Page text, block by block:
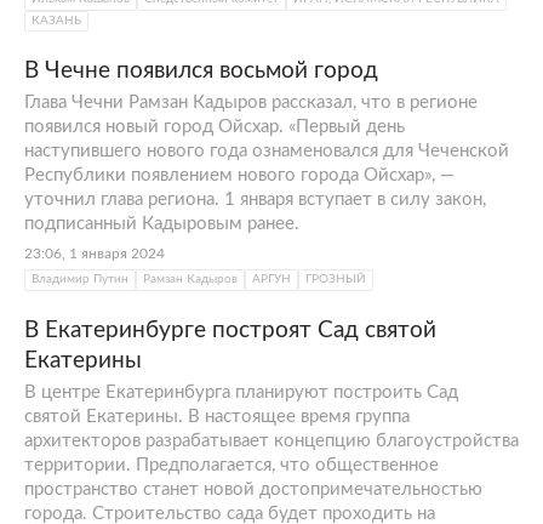
КАЗАНЬ
В Чечне появился восьмой город
Глава Чечни Рамзан Кадыров рассказал, что в регионе
появился новый город Ойсхар. «Первый день
наступившего нового года ознаменовался для Чеченской
Республики появлением нового города Ойсхар», —
уточнил глава региона. 1 января вступает в силу закон,
подписанный Кадыровым ранее.
23:06, 1 января 2024
Владимир Путин Рамзан Кадыров АРГУН ГРОЗНЫЙ
В Екатеринбурге построят Сад святой
Екатерины
В центре Екатеринбурга планируют построить Сад
святой Екатерины. В настоящее время группа
архитекторов разрабатывает концепцию благоустройства
территории. Предполагается, что общественное
пространство станет новой достопримечательностью
города. Строительство сада будет проходить на